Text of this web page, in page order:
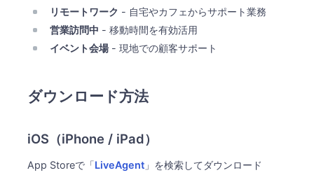
リモートワーク - 自宅やカフェからサポート業務
営業訪問中 - 移動時間を有効活用
イベント会場- 現地での顧客サポート
ダウンロード方法
iOS（iPhone / iPad）
App Storeで「LiveAgent 」を検索してダウンロード